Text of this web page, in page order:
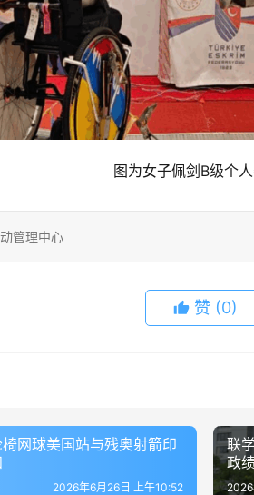
图为女子佩剑B级个
管理中心
赞 (0)
网球美国站与残奥射箭印
2026年6月26日 上午10:52
联
政
医
2026